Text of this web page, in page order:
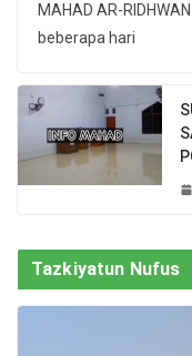
MAHAD AR-
beberapa hari
Tazkiyatun Nufus